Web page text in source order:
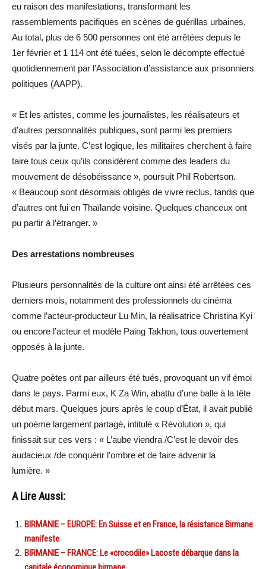
eu raison des manifestations, transformant les
rassemblements pacifiques en scènes de guérillas urbaines.
Au total, plus de 6 500 personnes ont été arrêtées depuis le
1er février et 1 114 ont été tuées, selon le décompte effectué
quotidiennement par l’Association d’assistance aux prisonniers
politiques (AAPP).
« Et les artistes, comme les journalistes, les réalisateurs et
d’autres personnalités publiques, sont parmi les premiers
visés par la junte. C’est logique, les militaires cherchent à faire
taire tous ceux qu’ils considèrent comme des leaders du
mouvement de désobéissance », poursuit Phil Robertson.
« Beaucoup sont désormais obligés de vivre reclus, tandis que
d’autres ont fui en Thaïlande voisine. Quelques chanceux ont
pu partir à l’étranger. »
Des arrestations nombreuses
Plusieurs personnalités de la culture ont ainsi été arrêtées ces
derniers mois, notamment des professionnels du cinéma
comme l’acteur-producteur Lu Min, la réalisatrice Christina Kyi
ou encore l’acteur et modèle Paing Takhon, tous ouvertement
opposés à la junte.
Quatre poètes ont par ailleurs été tués, provoquant un vif émoi
dans le pays. Parmi eux, K Za Win, abattu d’une balle à la tête
début mars. Quelques jours après le coup d’État, il avait publié
un poème largement partagé, intitulé « Révolution », qui
finissait sur ces vers : « L’aube viendra /C’est le devoir des
audacieux /de conquérir l’ombre et de faire advenir la
lumière. »
A Lire Aussi:
BIRMANIE – EUROPE: En Suisse et en France, la résistance Birmane
manifeste
BIRMANIE – FRANCE: Le «crocodile» Lacoste débarque dans la